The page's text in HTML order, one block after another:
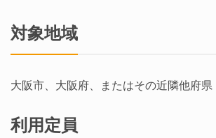
対象地域
大阪市、大阪府、またはその近隣他府県
利用定員